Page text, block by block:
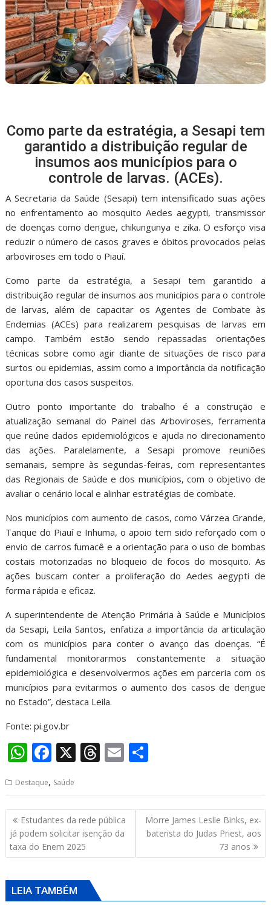
Como parte da estratégia, a Sesapi tem
garantido a distribuição regular de
insumos aos municípios para o
controle de larvas. (ACEs).
A Secretaria da Saúde (Sesapi) tem intensificado suas ações
no enfrentamento ao mosquito Aedes aegypti, transmissor
de doenças como dengue, chikungunya e zika. O esforço visa
reduzir o número de casos graves e óbitos provocados pelas
arboviroses em todo o Piauí.
Como parte da estratégia, a Sesapi tem garantido a
distribuição regular de insumos aos municípios para o controle
de larvas, além de capacitar os Agentes de Combate às
Endemias (ACEs) para realizarem pesquisas de larvas em
campo. Também estão sendo repassadas orientações
técnicas sobre como agir diante de situações de risco para
surtos ou epidemias, assim como a importância da notificação
oportuna dos casos suspeitos.
Outro ponto importante do trabalho é a construção e
atualização semanal do Painel das Arboviroses, ferramenta
que reúne dados epidemiológicos e ajuda no direcionamento
das ações. Paralelamente, a Sesapi promove reuniões
semanais, sempre às segundas-feiras, com representantes
das Regionais de Saúde e dos municípios, com o objetivo de
avaliar o cenário local e alinhar estratégias de combate.
Nos municípios com aumento de casos, como Várzea Grande,
Tanque do Piauí e Inhuma, o apoio tem sido reforçado com o
envio de carros fumacê e a orientação para o uso de bombas
costais motorizadas no bloqueio de focos do mosquito. As
ações buscam conter a proliferação do Aedes aegypti de
forma rápida e eficaz.
A superintendente de Atenção Primária à Saúde e Municípios
da Sesapi, Leila Santos, enfatiza a importância da articulação
com os municípios para conter o avanço das doenças. “É
fundamental monitorarmos constantemente a situação
epidemiológica e desenvolvermos ações em parceria com os
municípios para evitarmos o aumento dos casos de dengue
no Estado”, destaca Leila.
Fonte: pi.gov.br
W
at
s
A
p
F
e
b
o
o
X T
re
a
d
E
ai
l
ar
e
Destaque, Saúde
Navegação
de
Post
Estudantes da rede pública
já podem solicitar isenção da
taxa do Enem 2025
Morre James Leslie Binks, ex-
baterista do Judas Priest, aos
73 anos
LEIA TAMBÉM